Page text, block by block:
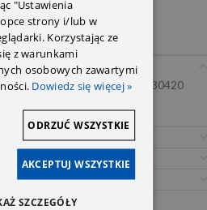
zamiennik – aluminium 1664230420
"Ustawienia
strony i/lub w
Korzystając ze
z warunkami
osobowych zawartymi
Dowiedz się więcej »
AKCEPTUJ WSZYSTKIE
ODRZUĆ WSZYSTKIE
SZCZEGÓŁY